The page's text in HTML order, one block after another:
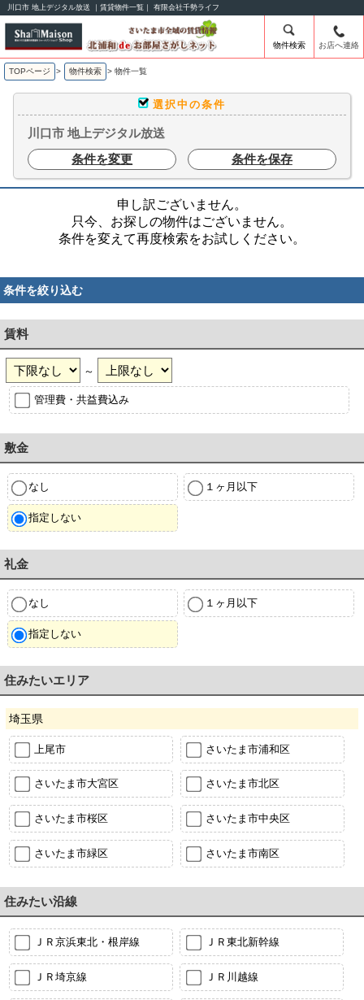
川口市 地上デジタル放送 ｜賃貸物件一覧｜ 有限会社千勢ライフ
物件検索 お店へ連絡
TOPページ > 物件検索 > 物件一覧
選択中の条件
川口市 地上デジタル放送
条件を変更
条件を保存
申し訳ございません。
只今、お探しの物件はございません。
条件を変えて再度検索をお試しください。
条件を絞り込む
賃料
～
管理費・共益費込み
敷金
なし １ヶ月以下
指定しない
礼金
なし １ヶ月以下
指定しない
住みたいエリア
埼玉県
上尾市 さいたま市浦和区
さいたま市大宮区 さいたま市北区
さいたま市桜区 さいたま市中央区
さいたま市緑区 さいたま市南区
住みたい沿線
ＪＲ京浜東北・根岸線 ＪＲ東北新幹線
ＪＲ埼京線 ＪＲ川越線